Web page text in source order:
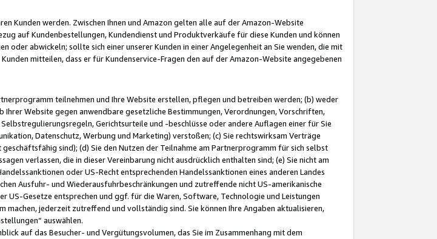
Kunden werden. Zwischen Ihnen und Amazon gelten alle auf der Amazon-Website
auf Kundenbestellungen, Kundendienst und Produktverkäufe für diese Kunden und können
oder abwickeln; sollte sich einer unserer Kunden in einer Angelegenheit an Sie wenden, die mit
mitteilen, dass er für Kundenservice-Fragen den auf der Amazon-Website angegebenen
teilnehmen und Ihre Website erstellen, pflegen und betreiben werden; (b) weder
Website gegen anwendbare gesetzliche Bestimmungen, Verordnungen, Vorschriften,
Gerichtsurteile und -beschlüsse oder andere Auflagen einer für Sie
Datenschutz, Werbung und Marketing) verstoßen; (c) Sie rechtswirksam Verträge
sind); (d) Sie den Nutzen der Teilnahme am Partnerprogramm für sich selbst
verlassen, die in dieser Vereinbarung nicht ausdrücklich enthalten sind; (e) Sie nicht am
oder US-Recht entsprechenden Handelssanktionen eines anderen Landes
Ausfuhr- und Wiederausfuhrbeschränkungen und zutreffende nicht US-amerikanische
US-Gesetze entsprechen und ggf. für die Waren, Software, Technologie und Leistungen
machen, jederzeit zutreffend und vollständig sind. Sie können Ihre Angaben aktualisieren,
auswählen.
auf das Besucher- und Vergütungsvolumen, das Sie im Zusammenhang mit dem